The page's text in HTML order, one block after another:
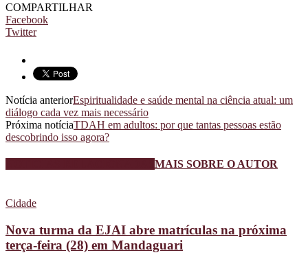
COMPARTILHAR
Facebook
Twitter
Notícia anteriorEspiritualidade e saúde mental na ciência atual: um
diálogo cada vez mais necessário
Próxima notíciaTDAH em adultos: por que tantas pessoas estão
descobrindo isso agora?
MAIS SOBRE O AUTOR
Cidade
Nova turma da EJAI abre matrículas na próxima
terça-feira (28) em Mandaguari